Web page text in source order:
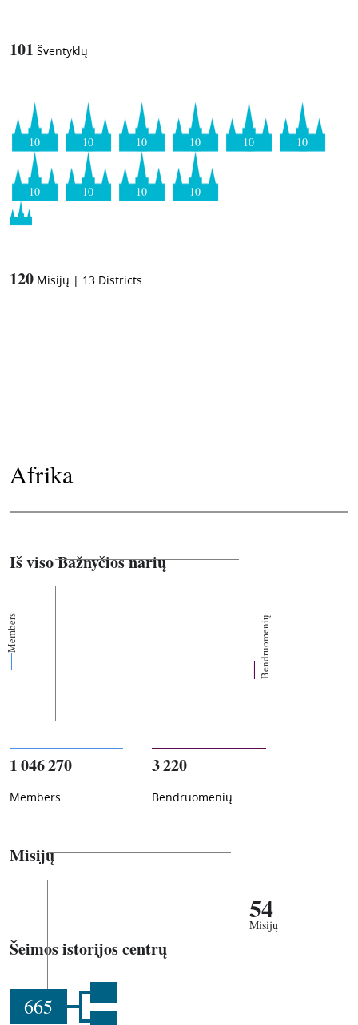
101 Šventyklų
10 10 10 10 10 10
10 10 10 10
120 Misijų | 13 Districts
Afrika
Iš viso Bažnyčios narių
Members Bendruomenių
1 046 270
Members
3 220
Bendruomenių
Misijų
54
Misijų
Šeimos istorijos centrų
665